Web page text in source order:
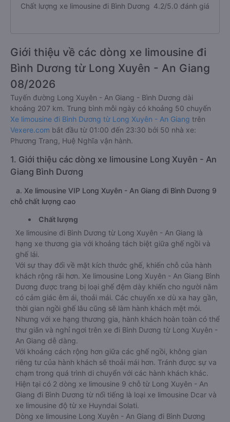
Chất lượng xe limousine đi Bình Dương 4.2/5.0 đánh giá
Giới thiệu về các dòng xe limousine đi
Bình Dương từ Long Xuyên - An Giang
08/2026
Tuyến đường Long Xuyên - An Giang - Bình Dương dài
khoảng 207 km. Trung bình mỗi ngày có khoảng 50 chuyến
Xe limousine đi Bình Dương từ Long Xuyên - An Giang trên
Vexere.com bắt đầu từ 01:00 đến 23:30 bởi 50 nhà xe:
Phương Trang, Huệ Nghĩa vận hành.
1. Giới thiệu các dòng xe limousine Long Xuyên - An
Giang Bình Dương
a. Xe limousine VIP Long Xuyên - An Giang đi Bình Dương 9
chỗ chất lượng cao
Chất lượng
Xe limousine đi Bình Dương từ Long Xuyên - An Giang là
hạng xe thương gia với khoảng tách biệt giữa ghế ngồi và
ghế lái.
Với sự thay đổi về mặt kích thước ghế, khiến chỗ của hành
khách rộng rãi hơn. Xe limousine Long Xuyên - An Giang Bình
Dương được trang bị loại ghế đệm dày khiến cho người nằm
có cảm giác êm ái, thoải mái. Các chuyến xe dù xa hay gần,
thời gian ngồi ghế lâu cũng sẽ làm hành khách mệt mỏi.
Nhưng với xe hạng thương gia, hành khách hoàn toàn có thể
thư giãn và nghỉ ngơi trên xe đi Bình Dương từ Long Xuyên -
An Giang dễ dàng.
Với khoảng cách rộng hơn giữa các ghế ngồi, không gian
riêng tư của hành khách sẽ thoải mái hơn. Tránh được sự va
chạm trong quá trình di chuyển với các hành khách khác.
Hiện tại có 2 dòng xe limousine 9 chỗ từ Long Xuyên - An
Giang đi Bình Dương từ nổi tiếng là loại xe limousine Dcar và
xe limousine độ từ xe Huyndai Solati.
Dòng xe limousine Long Xuyên - An Giang đi Bình Dương